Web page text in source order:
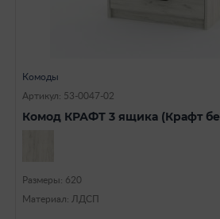
Комоды
Артикул: 53-0047-02
Комод КРАФТ 3 ящика (Крафт
Размеры: 620
Материал: ЛДСП